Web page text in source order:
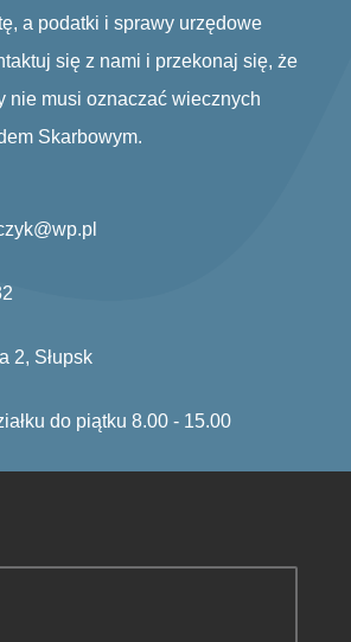
a podatki i sprawy urzędowe
się z nami i przekonaj się, że
nie musi oznaczać wiecznych
Skarbowym.
2, Słupsk
do piątku 8.00 - 15.00